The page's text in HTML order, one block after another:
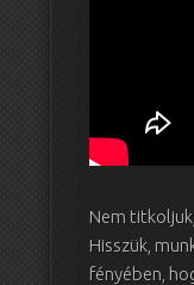
Nem
Hisszük,
fényében,